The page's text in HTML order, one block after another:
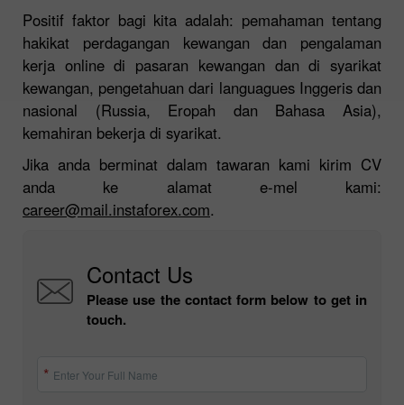
Positif faktor bagi kita adalah: pemahaman tentang
hakikat perdagangan kewangan dan pengalaman
kerja online di pasaran kewangan dan di syarikat
kewangan, pengetahuan dari languagues Inggeris dan
nasional (Russia, Eropah dan Bahasa Asia),
kemahiran bekerja di syarikat.
Jika anda berminat dalam tawaran kami kirim CV
anda ke alamat e-mel kami:
career@mail.instaforex.com.
Contact Us
Please use the contact form below to get in
touch.
Enter Your Full Name